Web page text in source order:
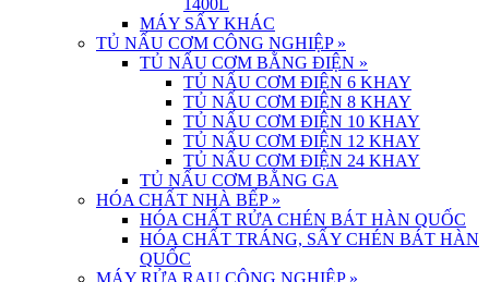
1400L
MÁY SẤY KHÁC
TỦ NẤU CƠM CÔNG NGHIỆP »
TỦ NẤU CƠM BẰNG ĐIỆN »
TỦ NẤU CƠM ĐIỆN 6 KHAY
TỦ NẤU CƠM ĐIỆN 8 KHAY
TỦ NẤU CƠM ĐIỆN 10 KHAY
TỦ NẤU CƠM ĐIỆN 12 KHAY
TỦ NẤU CƠM ĐIỆN 24 KHAY
TỦ NẤU CƠM BẰNG GA
HÓA CHẤT NHÀ BẾP »
HÓA CHẤT RỬA CHÉN BÁT HÀN QUỐC
HÓA CHẤT TRÁNG, SẤY CHÉN BÁT HÀN
QUỐC
MÁY RỬA RAU CÔNG NGHIỆP »